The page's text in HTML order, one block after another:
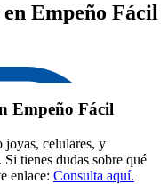
en Empeño Fácil
Empeño Fácil
joyas, celulares, y
tienes dudas sobre qué
enlace: Consulta aquí.